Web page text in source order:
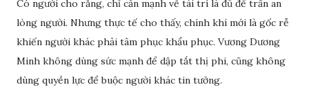
Có người cho rằng, chỉ cần mạnh về tài trí là đủ để trấn an
lòng người. Nhưng thực tế cho thấy, chính khí mới là gốc rễ
khiến người khác phải tâm phục khẩu phục. Vương Dương
Minh không dùng sức mạnh để dập tắt thị phi, cũng không
dùng quyền lực để buộc người khác tin tưởng.